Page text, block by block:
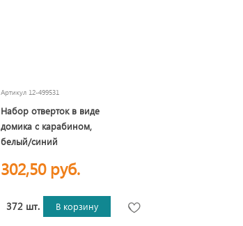
Артикул 12-499531
Набор отверток в виде
домика с карабином,
белый/синий
302,50 руб.
372 шт. В корзину